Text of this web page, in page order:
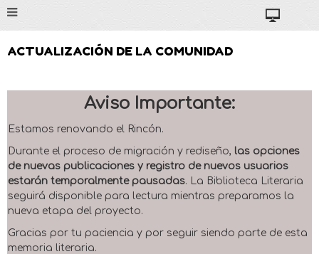
ACTUALIZACIÓN DE LA COMUNIDAD
Aviso Importante:
Estamos renovando el Rincón.
Durante el proceso de migración y rediseño, las opciones
de nuevas publicaciones y registro de nuevos usuarios
estarán temporalmente pausadas. La Biblioteca Literaria
seguirá disponible para lectura mientras preparamos la
nueva etapa del proyecto.
Gracias por tu paciencia y por seguir siendo parte de esta
memoria literaria.